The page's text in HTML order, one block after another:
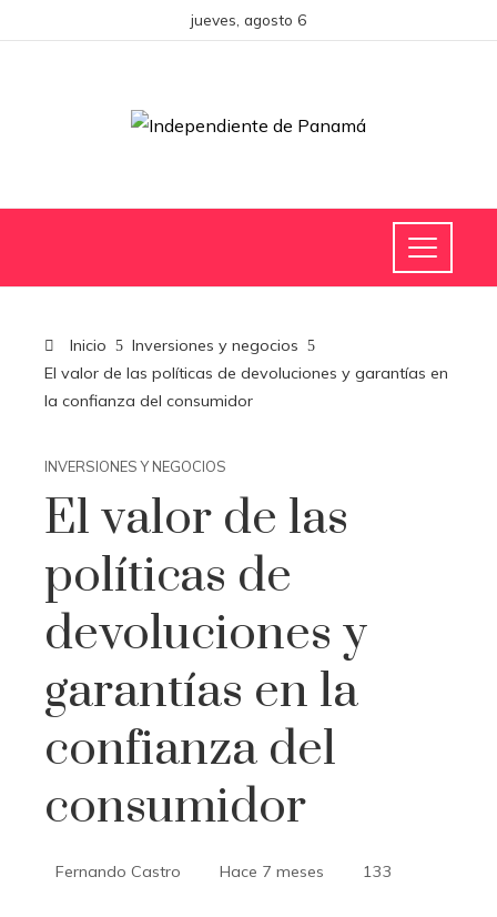
jueves, agosto 6
Inicio
Inversiones y negocios
El valor de las políticas de devoluciones y garantías en
la confianza del consumidor
INVERSIONES Y NEGOCIOS
El valor de las
políticas de
devoluciones y
garantías en la
confianza del
consumidor
Fernando Castro Hace 7 meses 133